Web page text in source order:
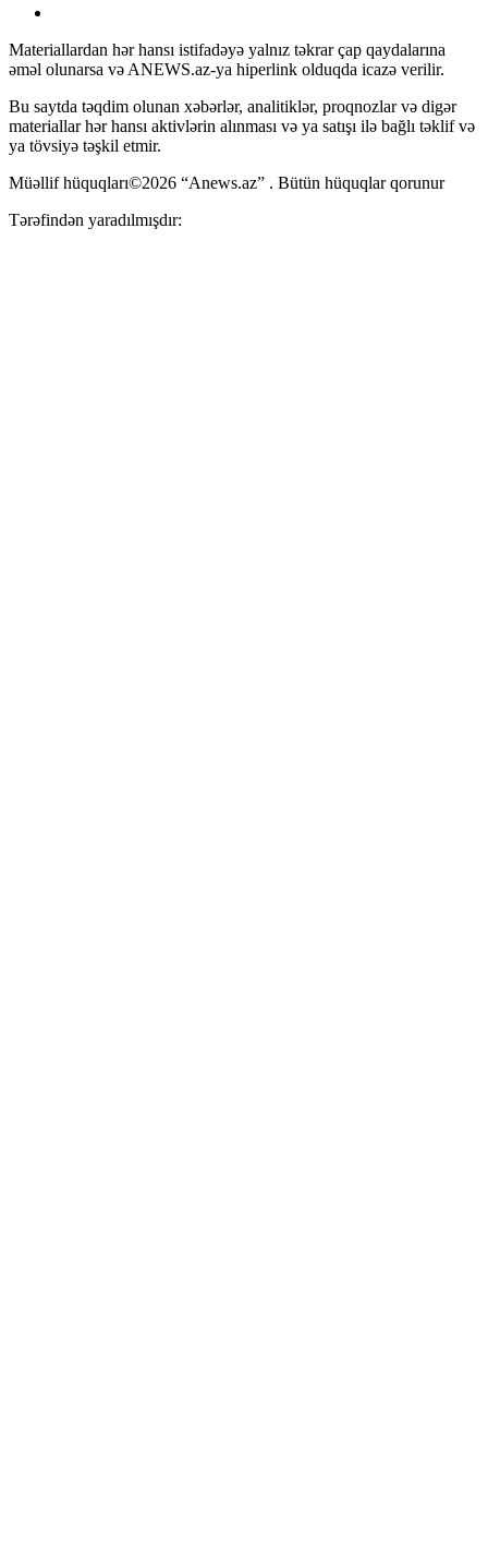
Materiallardan hər hansı istifadəyə yalnız təkrar çap qaydalarına
əməl olunarsa və ANEWS.az-ya hiperlink olduqda icazə verilir.
Bu saytda təqdim olunan xəbərlər, analitiklər, proqnozlar və digər
materiallar hər hansı aktivlərin alınması və ya satışı ilə bağlı təklif və
ya tövsiyə təşkil etmir.
Müəllif hüquqları©2026 “Anews.az” . Bütün hüquqlar qorunur
Tərəfindən yaradılmışdır: